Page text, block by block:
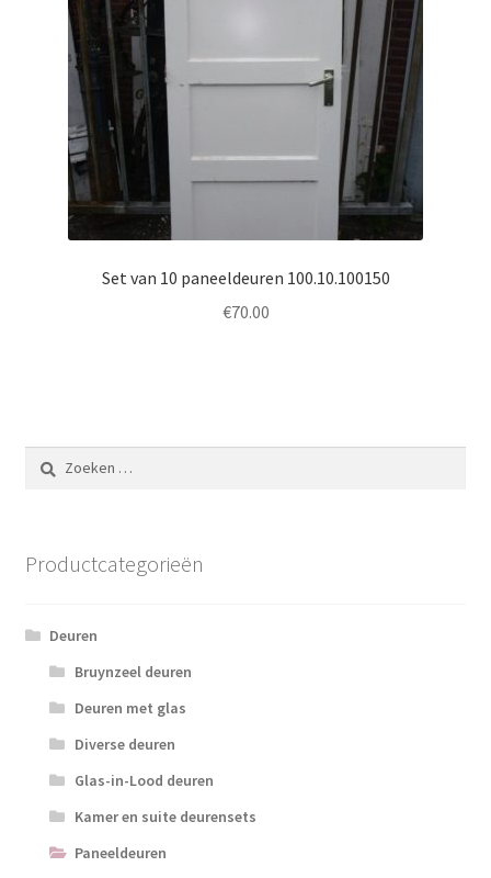
Set van 10 paneeldeuren 100.10.100150
€70.00
Zoeken
naar:
Productcategorieën
Deuren
Bruynzeel deuren
Deuren met glas
Diverse deuren
Glas-in-Lood deuren
Kamer en suite deurensets
Paneeldeuren